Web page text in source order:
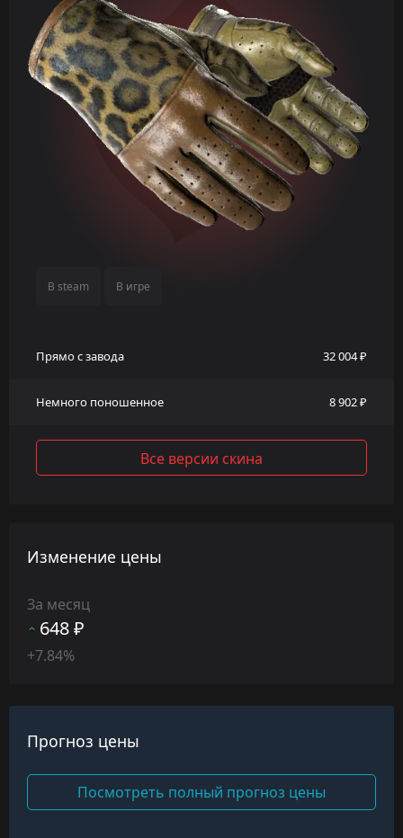
В steam В игре
Прямо с завода 32 004 ₽
Немного поношенное 8 902 ₽
Все версии скина
Изменение цены
За месяц
648 ₽
+7.84%
Прогноз цены
Посмотреть полный прогноз цены